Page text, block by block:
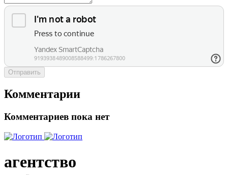
Отправить
Комментарии
Комментариев пока нет
агентство